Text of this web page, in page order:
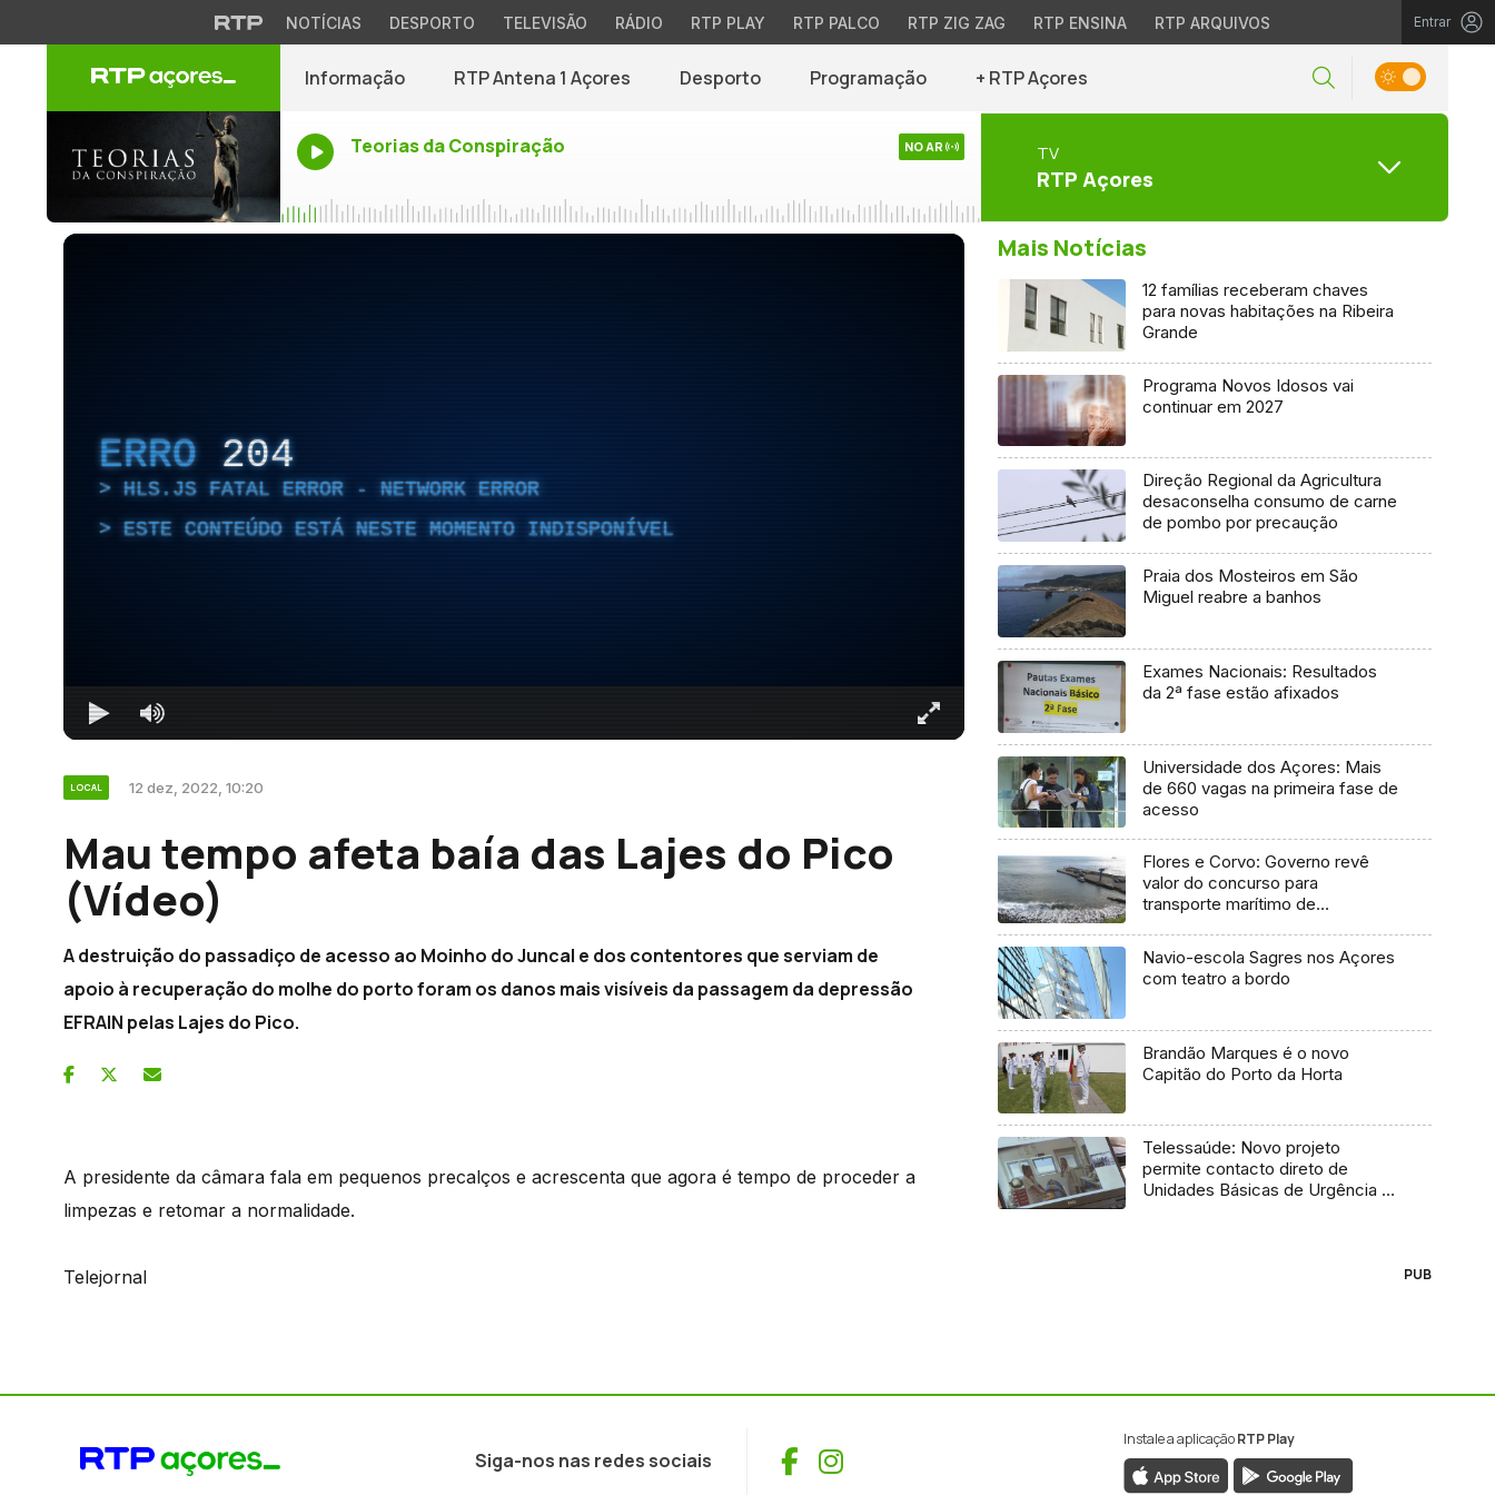
NOTÍCIAS DESPORTO TELEVISÃO RÁDIO RTP PLAY RTP PALCO RTP ZIG ZAG RTP ENSINA RTP ARQUIVOS Entrar
Informação RTP Antena 1 Açores Desporto Programação + RTP Açores
Teorias da Conspiração NO AR TV
RTP Açores
ERRO 204
HLS.JS FATAL ERROR - NETWORK ERROR
ESTE CONTEÚDO ESTÁ NESTE MOMENTO INDISPONÍVEL
LOCAL 12 dez, 2022, 10:20
Mau tempo afeta baía das Lajes do Pico
(Vídeo)
A destruição do passadiço de acesso ao Moinho do Juncal e dos contentores que serviam de
apoio à recuperação do molhe do porto foram os danos mais visíveis da passagem da depressão
EFRAIN pelas Lajes do Pico.
A presidente da câmara fala em pequenos precalços e acrescenta que agora é tempo de proceder a
limpezas e retomar a normalidade.
Telejornal
Mais Notícias
12 famílias receberam chaves
para novas habitações na Ribeira
Grande
Programa Novos Idosos vai
continuar em 2027
Direção Regional da Agricultura
desaconselha consumo de carne
de pombo por precaução
Praia dos Mosteiros em São
Miguel reabre a banhos
Exames Nacionais: Resultados
da 2ª fase estão afixados
Universidade dos Açores: Mais
de 660 vagas na primeira fase de
acesso
Flores e Corvo: Governo revê
valor do concurso para
transporte marítimo de
Navio-escola Sagres nos Açores
com teatro a bordo
Brandão Marques é o novo
Capitão do Porto da Horta
Telessaúde: Novo projeto
permite contacto direto de
Unidades Básicas de Urgência e
PUB
Siga-nos nas redes sociais Facebook
Instagram
Instale a aplicaçãoRTP Play